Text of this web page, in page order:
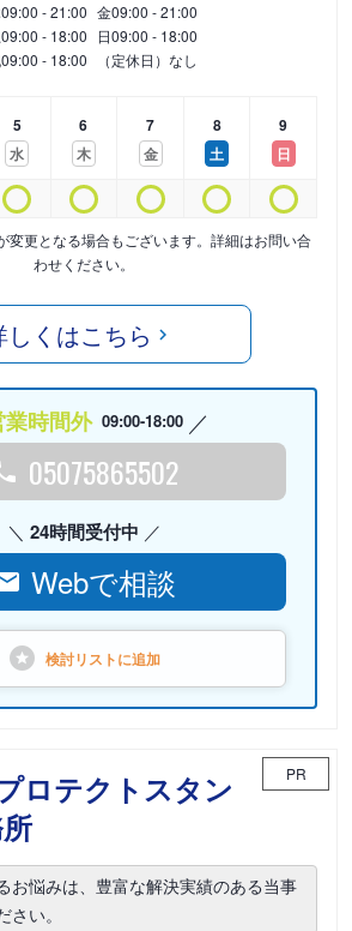
09:00 - 21:00 金09:00 - 21:00
09:00 - 18:00 日09:00 - 18:00
09:00 - 18:00 （定休日）なし
5
水
6
木
7
金
8
土
9
日
変更となる場合もございます。詳細はお問い合
わせください。
しくはこちら
業時間外 09:00-18:00
05075865502
24時間受付中
Webで相談
検討リストに追加
ロテクトスタン
PR
お悩みは、豊富な解決実績のある当事
い。